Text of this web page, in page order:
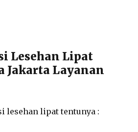
Lesehan Lipat
Jakarta Layanan
lesehan lipat tentunya :